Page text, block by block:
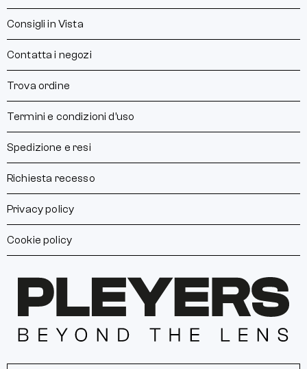
Consigli in Vista
Contatta i negozi
Trova ordine
Termini e condizioni d’uso
Spedizione e resi
Richiesta recesso
Privacy policy
Cookie policy